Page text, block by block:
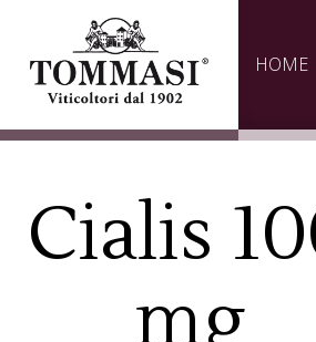
HOME
Cialis
mg